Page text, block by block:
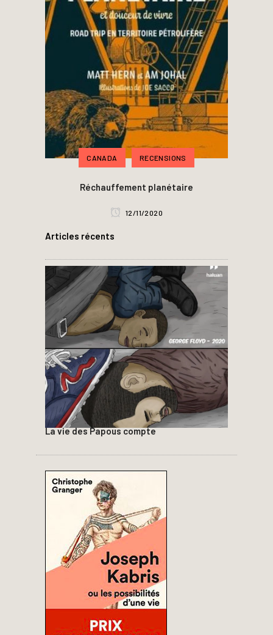
CANADA RECENSIONS
Réchauffement planétaire
12/11/2020
Articles récents
La vie des Papous compte